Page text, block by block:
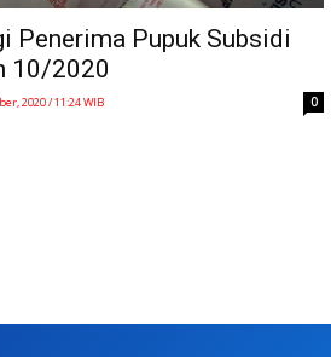
Penerima Pupuk Subsidi
10/2020
2020 / 11:24 WIB 0